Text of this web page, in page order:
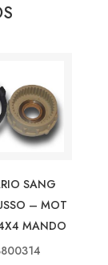
SANG
– MOT
MANDO